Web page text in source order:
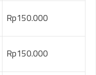
Rp150.000
Rp150.000